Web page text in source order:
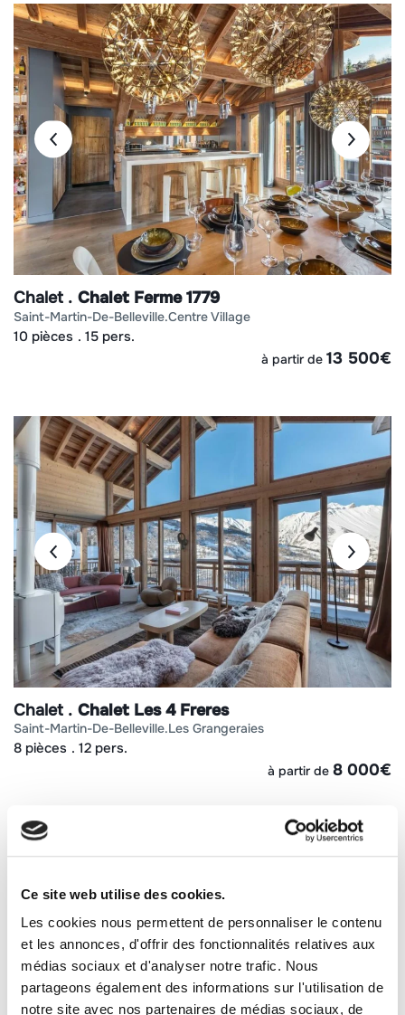
Ce site web utilise des cookies.
Les cookies nous permettent de personnaliser le contenu
et les annonces, d'offrir des fonctionnalités relatives aux
médias sociaux et d'analyser notre trafic. Nous
partageons également des informations sur l'utilisation de
notre site avec nos partenaires de médias sociaux, de
Chalet Chalet Ferme 1779
saint-martin-de-belleville centre village
10 pièces 15 pers.
à partir de 13 500€
Chalet Chalet Les 4 Freres
saint-martin-de-belleville les grangeraies
8 pièces 12 pers.
à partir de 8 000€